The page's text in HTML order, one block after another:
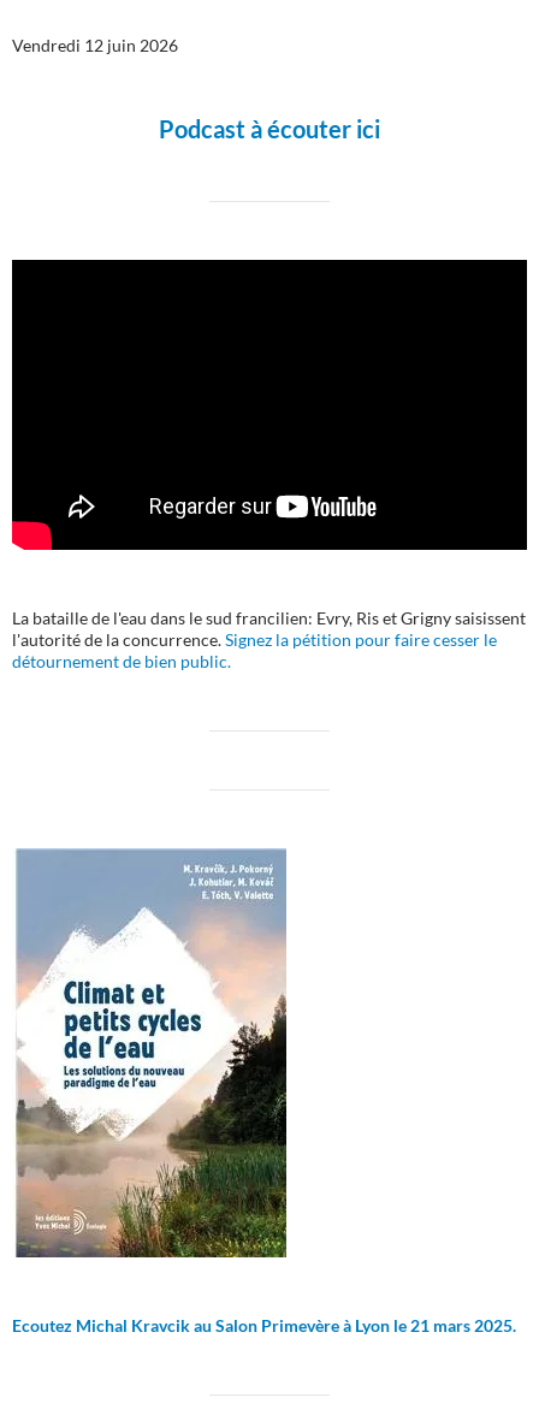
Vendredi 12 juin 2026
Podcast à écouter ici
La bataille de l'eau dans le sud francilien: Evry, Ris et Grigny saisissent
l'autorité de la concurrence.Signez la pétition pour faire cesser le
détournement de bien public.
Ecoutez Michal Kravcik au Salon Primevère à Lyon le 21 mars 2025.